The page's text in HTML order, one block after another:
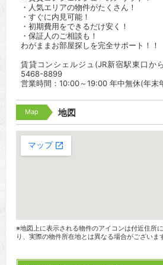
・人気エリアの物件がたくさん！
・すぐに内見可能！
・初期費用をできるだけ安く！
・保証人のご相談も！
わがままお部屋探しを完全サポート！！
賃貸コンシェルジュ(JR新宿駅東口か
5468-8899
営業時間：10:00～19:00 年中無休(年末
Map 地図
※地図上に表示される物件のアイコンは付近住所
り、実際の物件所在地とは異なる場合がございま